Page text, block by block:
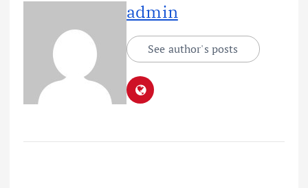
admin
See author's posts